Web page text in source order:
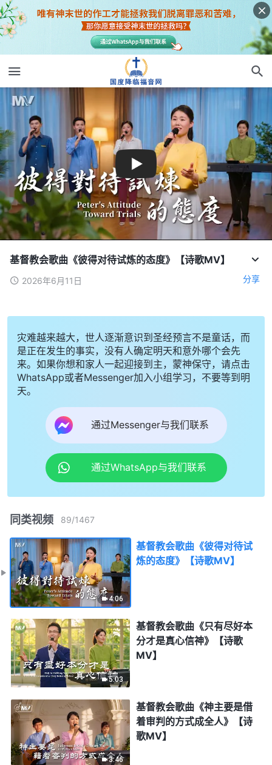
基督教会歌曲《彼得对待试炼的态度》【诗歌MV】
2026年6月11日 分享
灾难越来越大，世人逐渐意识到圣经预言不是童话，而
是正在发生的事实，没有人确定明天和意外哪个会先
来。如果你想和家人一起迎接到主，蒙神保守，请点击
WhatsApp或者Messenger加入小组学习，不要等到明
天。
通过Messenger与我们联系
通过WhatsApp与我们联系
同类视频 89/1467
4:06
基督教会歌曲《彼得对待试
炼的态度》【诗歌MV】
5:03
基督教会歌曲《只有尽好本
分才是真心信神》【诗歌
MV】
3:46
基督教会歌曲《神主要是借
着审判的方式成全人》【诗
歌MV】